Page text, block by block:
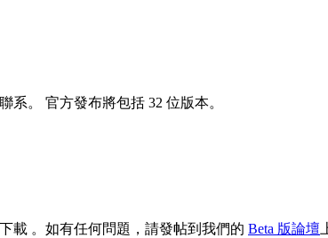
系。 官方發布將包括 32 位版本。
下載 。如有任何問題，請發帖到我們的 Beta 版論壇